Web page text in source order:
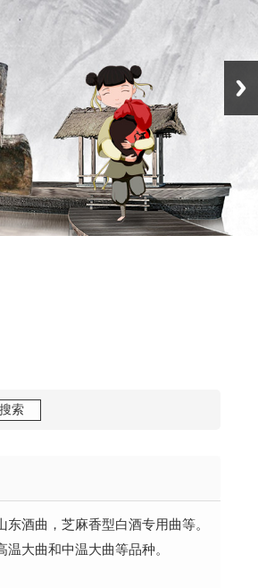
酒曲，芝麻香型白酒专用曲等。
大曲和中温大曲等品种。